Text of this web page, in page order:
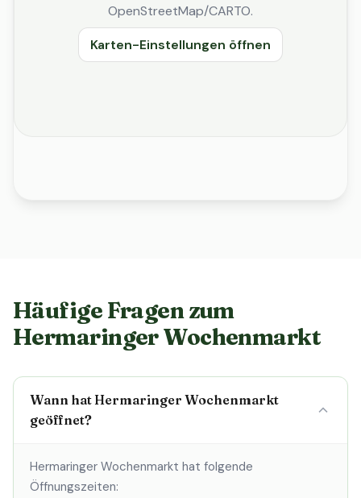
OpenStreetMap/CARTO.
Karten-Einstellungen öffnen
Häufige Fragen zum
Hermaringer Wochenmarkt
Wann hat Hermaringer Wochenmarkt
geöffnet?
Hermaringer Wochenmarkt hat folgende
Öffnungszeiten: